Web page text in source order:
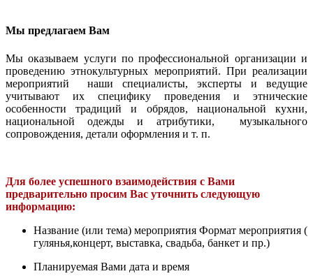
Мы предлагаем Вам
Мы оказываем услуги по профессиональной организации и
проведению этнокультурных мероприятий. При реализации
мероприятий наши специалисты, эксперты и ведущие
учитывают их специфику проведения и этнические
особенности традиций и обрядов, национальной кухни,
национальной одежды и атрибутики, музыкального
сопровождения, детали оформления и т. п.
Для более успешного взаимодействия с Вами
предварительно просим Вас уточнить следующую
информацию:
Название (или тема) мероприятия Формат мероприятия (
гулянья,концерт, выставка, свадьба, банкет и пр.)
Планируемая Вами дата и время